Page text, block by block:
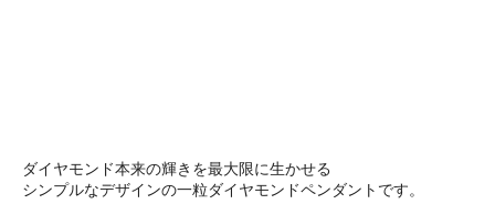
ダイヤモンド本来の輝きを最大限に生かせる
シンプルなデザインの一粒ダイヤモンドペンダントです。